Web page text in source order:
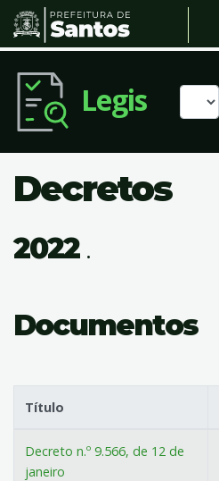
Legis
Decretos
2022 .
Documentos
Título
Decreto n.º 9.566, de 12 de
janeiro